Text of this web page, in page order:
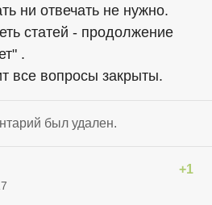
ни отвечать не нужно.
статей - продолжение
.
все вопросы закрыты.
был удален.
+1